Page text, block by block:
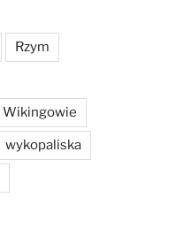
Rzym
Wikingowie
wykopaliska